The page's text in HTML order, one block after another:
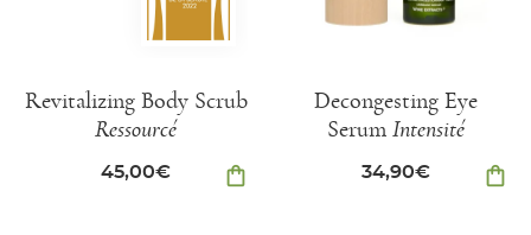
Revitalizing Body Scrub
Ressourcé
45,00€ shopping_bag
Decongesting Eye
Serum Intensité
34,90€ shopping_bag